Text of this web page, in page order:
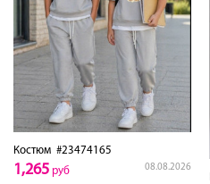
Костюм #23474165
08.08.2026
1,265 руб